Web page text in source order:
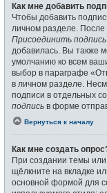
Как мне добавить
Чтобы добавить
личном разделе.
Присоединить подпись
добавилась. Вы также
умолчанию ко всем
выбор в параграфе
в личном разделе.
подписи в отдельных
подпись в форме
Вернуться к началу
Как мне создать
При создании темы
щёлкните на вкладке
основной формой для